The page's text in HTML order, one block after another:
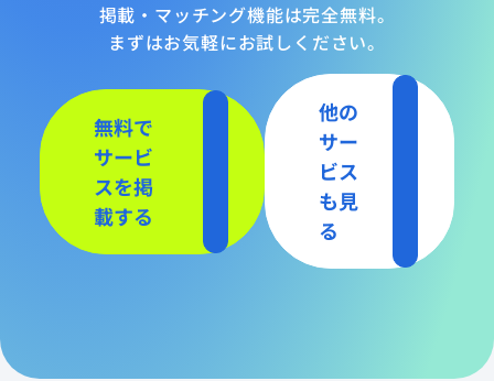
掲載・マッチング機能は完全無料。
まずはお気軽にお試しください。
無料で
サービ
スを掲
載する
他の
サー
ビス
も見
る